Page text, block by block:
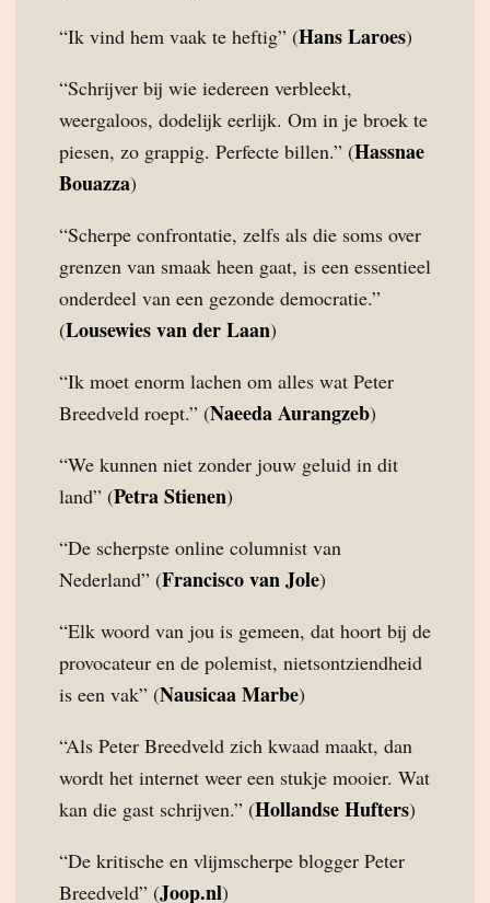
“Ik vind hem vaak te heftig” (Hans Laroes)
“Schrijver bij wie iedereen verbleekt,
weergaloos, dodelijk eerlijk. Om in je broek te
piesen, zo grappig. Perfecte billen.” (Hassnae
Bouazza)
“Scherpe confrontatie, zelfs als die soms over
grenzen van smaak heen gaat, is een essentieel
onderdeel van een gezonde democratie.”
(Lousewies van der Laan)
“Ik moet enorm lachen om alles wat Peter
Breedveld roept.” (Naeeda Aurangzeb)
“We kunnen niet zonder jouw geluid in dit
land” (Petra Stienen)
“De scherpste online columnist van
Nederland” (Francisco van Jole)
“Elk woord van jou is gemeen, dat hoort bij de
provocateur en de polemist, nietsontziendheid
is een vak” (Nausicaa Marbe)
“Als Peter Breedveld zich kwaad maakt, dan
wordt het internet weer een stukje mooier. Wat
kan die gast schrijven.” (Hollandse Hufters)
“De kritische en vlijmscherpe blogger Peter
Breedveld” (Joop.nl)